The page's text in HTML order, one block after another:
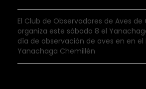
El Club de Observadores de Aves
organiza este sábado 8 el
día de observación de aves en en el
Yanachaga Chemillén